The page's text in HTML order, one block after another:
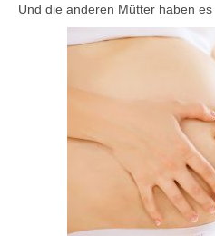
Und die anderen Mütter haben